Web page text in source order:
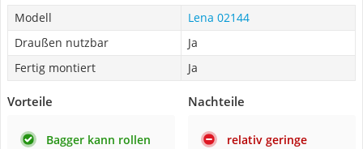
Modell
Lena 02144
Draußen nutzbar
Ja
Fertig montiert
Ja
Vorteile
Bagger kann rollen
Nachteile
relativ geringe